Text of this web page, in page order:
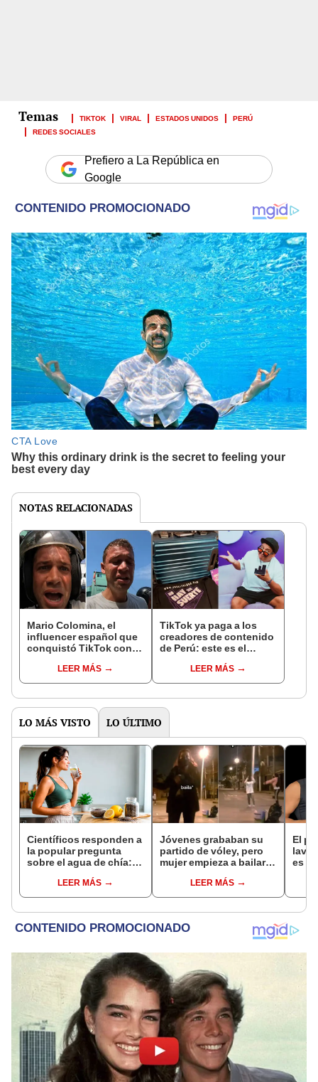
TIKTOK VIRAL ESTADOS UNIDOS
PERÚ
REDES SOCIALES
Prefiero a La República en
Google
NOTAS RELACIONADAS
Mario Colomina, el
influencer español que
conquistó TikTok con
"Mi amor nació por la
gastronomía"
LEER MÁS
TikTok ya paga a los
creadores de contenido
de Perú: este es el
llegar a cobrar por 1.000
vistas
LEER MÁS
LO MÁS VISTO LO ÚLTIMO
Científicos responden a
la popular pregunta
sobre el agua de chía:
bajar de peso o es solo
un mito viral?
LEER MÁS
Jóvenes grababan su
partido de vóley, pero
mujer empieza a bailar
arruinaLEER MÁS
El
es